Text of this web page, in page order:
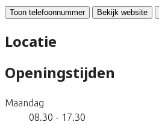
Toon telefoonnummer Bekijk website
Locatie
Openingstijden
Maandag
08.30 - 17.30